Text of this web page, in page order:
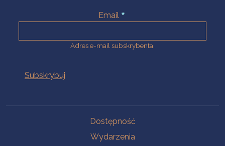
Email
Adres e-mail subskrybenta.
Dostępność
Wydarzenia